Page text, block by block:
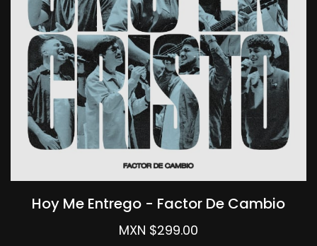
Hoy Me Entrego - Factor De Cambio
MXN $299.00